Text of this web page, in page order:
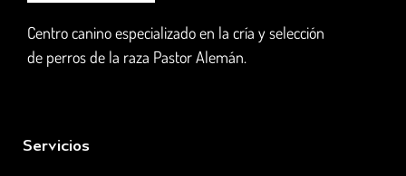
Centro canino especializado en la cría y selección
de perros de la raza Pastor Alemán.
Servicios